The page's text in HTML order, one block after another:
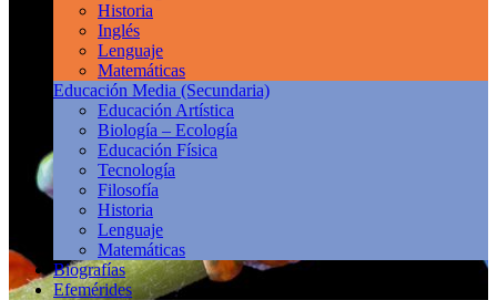
Historia
Inglés
Lenguaje
Matemáticas
Educación Media (Secundaria)
Educación Artística
Biología – Ecología
Educación Física
Tecnología
Filosofía
Historia
Lenguaje
Matemáticas
Biografías
Efemérides